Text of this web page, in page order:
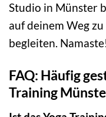
Studio in Münster
auf deinem Weg
begleiten.
FAQ: Häufig
Training